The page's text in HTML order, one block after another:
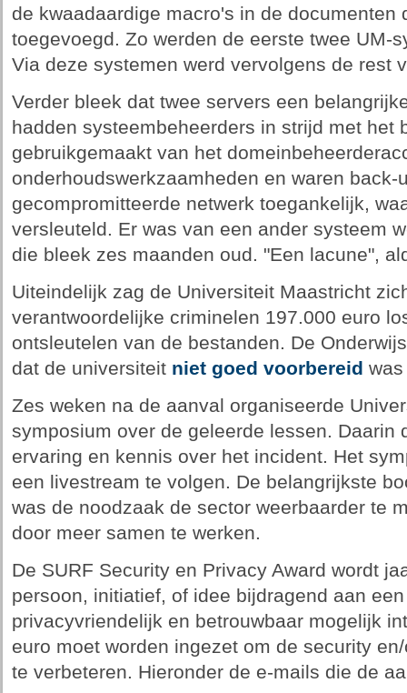
de kwaadaardige macro's in de documenten
toegevoegd. Zo werden de eerste twee UM-
Via deze systemen werd vervolgens de rest
Verder bleek dat twee servers een
hadden systeembeheerders in strijd met het
gebruikgemaakt van het
onderhoudswerkzaamheden en waren back-
gecompromitteerde netwerk toegankelijk,
versleuteld. Er was van een ander systeem
die bleek zes maanden oud. "Een lacune",
Uiteindelijk zag de Universiteit Maastricht
verantwoordelijke criminelen 197.000 euro
ontsleutelen van de bestanden. De
dat de universiteit niet goed voorbereid
Zes weken na de aanval organiseerde
symposium over de geleerde lessen. Daarin
ervaring en kennis over het incident. Het
een livestream te volgen. De belangrijkste
was de noodzaak de sector weerbaarder te
door meer samen te werken.
De SURF Security en Privacy Award wordt
persoon, initiatief, of idee bijdragend aan
privacyvriendelijk en betrouwbaar mogelijk
euro moet worden ingezet om de security
te verbeteren. Hieronder de e-mails die de